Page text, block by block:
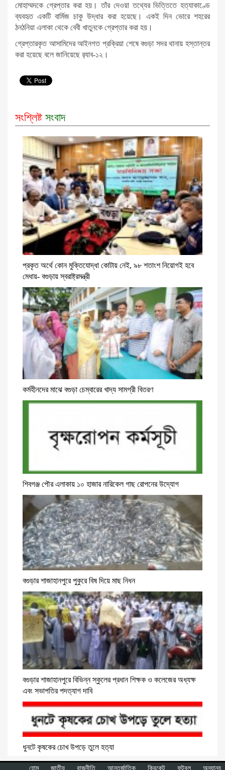
মোহাম্মদকে গ্রেপ্তার করা হয়। তাঁর দেওয়া তথ্যের ভিত্তিতে হত্যাকাণ্ডে
ব্যবহৃত একটি বার্মিজ চাকু উদ্ধার করা হয়েছে। একই দিন ভোরে শহরের
ঠনঠনিয়া এলাকা থেকে বেবী খাতুনকে গ্রেপ্তার করা হয়।
গ্রেপ্তারকৃত আসামিদের আইনগত প্রক্রিয়া শেষে বগুড়া সদর থানায় হস্তান্তর
করা হয়েছে বলে জানিয়েছে র‌্যাব-১২।
সংশ্লিষ্ট সংবাদ
প্রকৃত অর্থে কোন মুক্তিযোদ্ধা কোটায় নেই, ৯৮ শতাংশ নিয়োগই হবে
মেধায়- বগুড়ায় স্বরাষ্ট্রমন্ত্রী
কর্মহীনদের মাঝে বগুড়া চেম্বারের খাদ্য সামগ্রী বিতরণ
শিবগঞ্জ পৌর এলাকায় ১০ হাজার নারিকেল গাছ রোপনের উদ্যোগ
বগুড়ার শাজাহানপুরে পুকুরে বিষ দিয়ে মাছ নিধন
বগুড়ার শাজাহানপুরে বিভিন্ন স্কুলের প্রধান শিক্ষক ও কলেজের অধ্যক্ষ
এবং সভাপতির পদত্যাগ দাবি
ধুনটে কৃষকের চোখ উপড়ে তুলে হত্যা
হোম জাতীয় রাজনীতি আন্তর্জাতিক ক্রিকেট ফুটবল অন্যান্য